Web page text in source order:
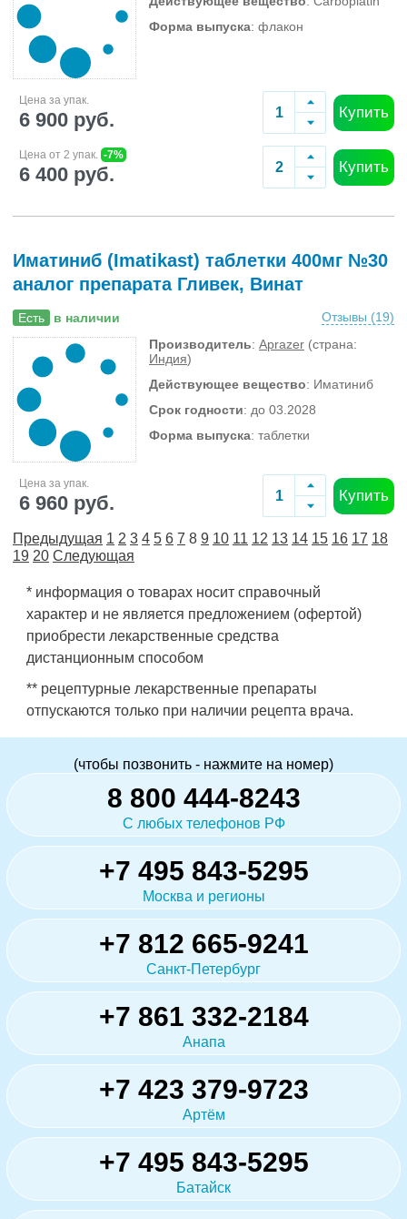
Форма выпуска: флакон
Цена за упак.
6 900 руб. Купить
Цена от 2 упак. -7%
6 400 руб. Купить
Иматиниб (Imatikast) таблетки 400мг №30
аналог препарата Гливек, Винат
Есть в наличии Отзывы (19)
Производитель: Aprazer (страна:
Индия)
Действующее вещество: Иматиниб
Срок годности: до 03.2028
Форма выпуска: таблетки
Цена за упак.
6 960 руб. Купить
Предыдущая 1 2 3 4 5 6 7 8 9 10 11 12 13 14 15 16 17 18
19 20 Следующая
* информация о товарах носит справочный
характер и не является предложением (офертой)
приобрести лекарственные средства
дистанционным способом
** рецептурные лекарственные препараты
отпускаются только при наличии рецепта врача.
(чтобы позвонить - нажмите на номер)
8 800 444-8243
С любых телефонов РФ
+7 495 843-5295
Москва и регионы
+7 812 665-9241
Санкт-Петербург
+7 861 332-2184
Анапа
+7 423 379-9723
Артём
+7 495 843-5295
Батайск